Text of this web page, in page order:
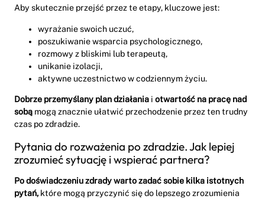
Aby skutecznie przejść przez te etapy, kluczowe jest:
wyrażanie swoich uczuć,
poszukiwanie wsparcia psychologicznego,
rozmowy z bliskimi lub terapeutą,
unikanie izolacji,
aktywne uczestnictwo w codziennym życiu.
Dobrze przemyślany plan działania i otwartość na pracę nad
sobą mogą znacznie ułatwić przechodzenie przez ten trudny
czas po zdradzie.
Pytania do rozważenia po zdradzie. Jak lepiej
zrozumieć sytuację i wspierać partnera?
Po doświadczeniu zdrady warto zadać sobie kilka istotnych
pytań, które mogą przyczynić się do lepszego zrozumienia